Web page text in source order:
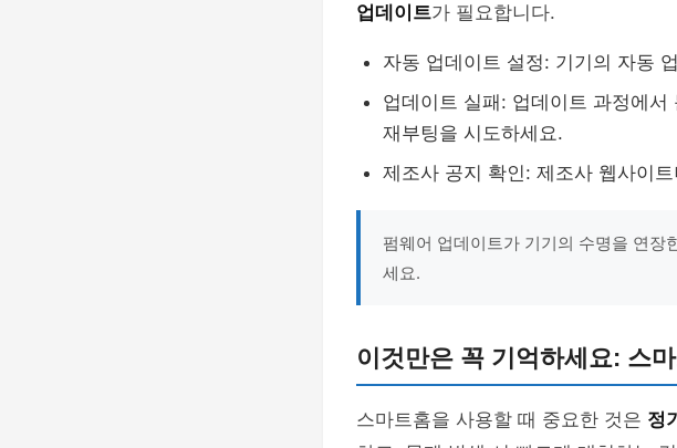
업데이트가 필요합니다.
자동 업데이트 설정: 기기의 자동
업데이트 실패: 업데이트 과정에
재부팅을 시도하세요.
제조사 공지 확인: 제조사 웹사이
펌웨어 업데이트가 기기의 수명을 연장
세요.
이것만은 꼭 기억하세요: 스
스마트홈을 사용할 때 중요한 것은 정